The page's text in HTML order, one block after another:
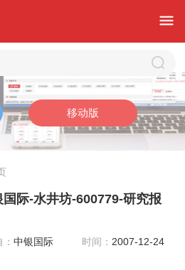
际-水井坊-600779-研究报
：中银国际 时间： 2007-12-24